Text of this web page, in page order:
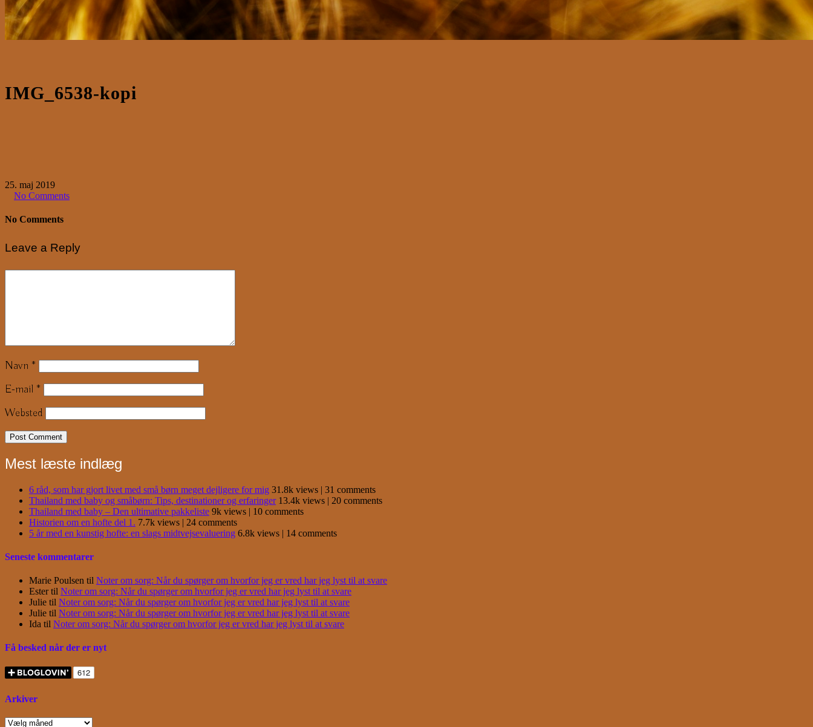
IMG_6538-kopi
25. maj 2019
No Comments
No Comments
Leave a Reply
Navn *
E-mail *
Websted
Mest læste indlæg
6 råd, som har gjort livet med små børn meget dejligere for mig 31.8k views | 31 comments
Thailand med baby og småbørn: Tips, destinationer og erfaringer 13.4k views | 20 comments
Thailand med baby – Den ultimative pakkeliste 9k views | 10 comments
Historien om en hofte del 1. 7.7k views | 24 comments
5 år med en kunstig hofte: en slags midtvejsevaluering 6.8k views | 14 comments
Seneste kommentarer
Marie Poulsen til Noter om sorg: Når du spørger om hvorfor jeg er vred har jeg lyst til at svare
Estertil Noter om sorg: Når du spørger om hvorfor jeg er vred har jeg lyst til at svare
Julie til Noter om sorg: Når du spørger om hvorfor jeg er vred har jeg lyst til at svare
Julie til Noter om sorg: Når du spørger om hvorfor jeg er vred har jeg lyst til at svare
Ida til Noter om sorg: Når du spørger om hvorfor jeg er vred har jeg lyst til at svare
Få besked når der er nyt
Arkiver
Arkiver